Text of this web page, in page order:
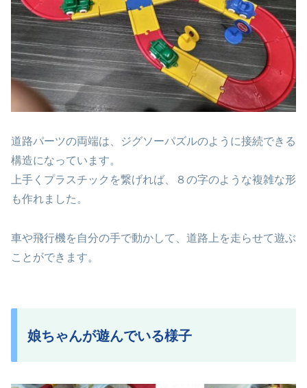
道路パーツの両端は、ジグソーパズルのように接続できる
構造になっています。
上手くプラスチックを繋げれば、８の字のような複雑な形
も作れました。
車や飛行機を自分の手で動かして、道路上を走らせて遊ぶ
ことができます。
娘ちゃんが遊んでいる様子